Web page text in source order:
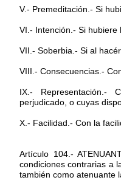
V.- Premeditación.- Si
VI.- Intención.- Si
VII.- Soberbia.- Si al
VIII.- Consecuencias.-
IX.- Representación.-
perjudicado, o cuyas
X.- Facilidad.- Con la
Artículo 104.-
condiciones contrarias a
también como atenuante